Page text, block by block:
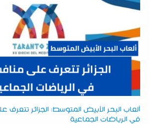
ألعاب البحر الأبيض المتوسط: الجزائر
في الرياضات الجماعية